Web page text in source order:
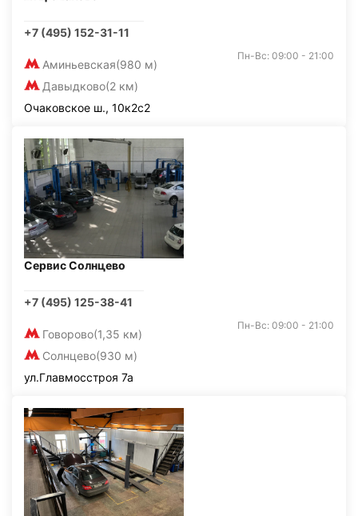
+7 (495) 152-31-11
Аминьевская(980 м)
Давыдково(2 км)
Пн-Вс: 09:00 - 21:00
Очаковское ш., 10к2с2
Сервис Солнцево
+7 (495) 125-38-41
Говорово(1,35 км)
Солнцево(930 м)
Пн-Вс: 09:00 - 21:00
ул.Главмосстроя 7а